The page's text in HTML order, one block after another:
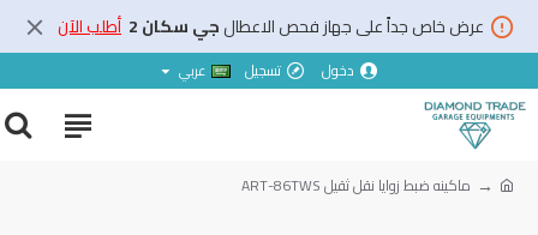
عرض خاص جداً على جهاز فحص الاعطالجي سكان 2 أطلب الآن
دخول تسجيل عربي
ماكينه ضبط زوايا نقل ثقيل ART-86TWS